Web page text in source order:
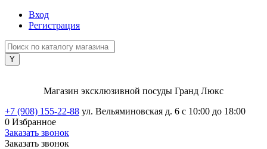
Вход
Регистрация
Магазин эксклюзивной посуды Гранд Люкс
+7 (908) 155-22-88 ул. Вельяминовская д. 6 с 10:00 до 18:00
0 Избранное
Заказать звонок
Заказать звонок